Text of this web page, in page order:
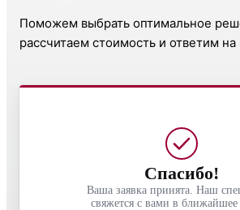
Поможем выбрать оптимальное
рассчитаем стоимость и ответим
Спасибо!
Ваша заявка принята. Наш
свяжется с вами в ближайшее